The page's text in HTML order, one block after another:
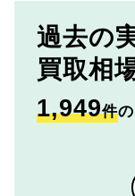
過去の
買取相
1,949件